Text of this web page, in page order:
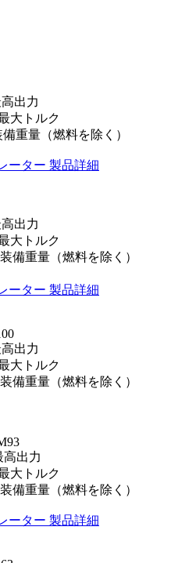
出力
大トルク
備重量（燃料を除く）
ーター 製品詳細
出力
大トルク
装備重量（燃料を除く）
ーター 製品詳細
出力
大トルク
装備重量（燃料を除く）
高出力
大トルク
装備重量（燃料を除く）
ーター 製品詳細